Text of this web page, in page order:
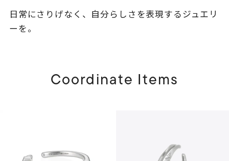
在庫
日常にさりげなく、自分らしさを表現するジュエリ
ーを。
Coordinate Items